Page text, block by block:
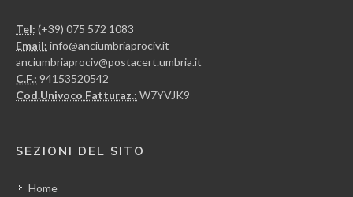
Tel: (+39) 075 572 1083
Email: info@anciumbriaprociv.it -
anciumbriaprociv@postacert.umbria.it
C.F.: 94153520542
Cod.Univoco Fatturaz.: W7YVJK9
SEZIONI DEL SITO
Home